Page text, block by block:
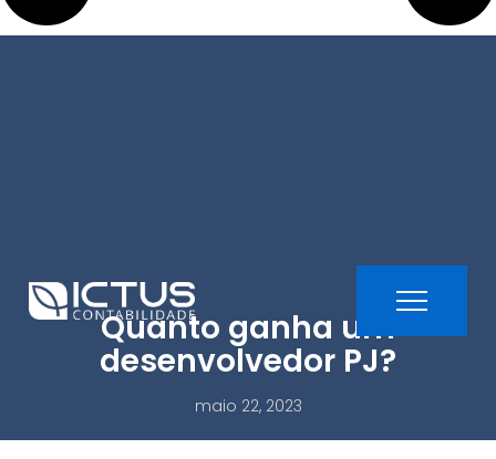
Quanto ganha um
desenvolvedor PJ?
maio 22, 2023